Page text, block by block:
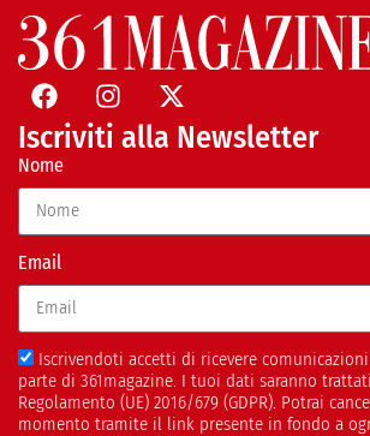
Iscriviti alla Newsletter
Nome
Email
Iscrivendoti accetti di ricevere
parte di 361magazine. I tuoi dati saranno
Regolamento (UE) 2016/679 (GDPR). Potrai
momento tramite il link presente in fondo a